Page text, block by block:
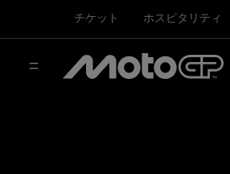
チケット ホスピタリティ